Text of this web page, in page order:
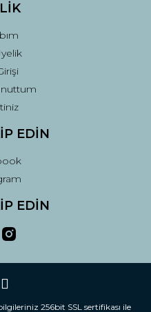
EDİN
EDİN
256bit SSL sertifikası ile